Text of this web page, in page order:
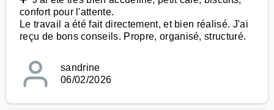
confort pour l'attente.
Le travail a été fait directement, et bien réalisé. J'ai
reçu de bons conseils. Propre, organisé, structuré.
sandrine
06/02/2026